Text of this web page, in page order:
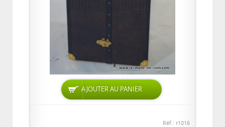
AJOUTER AU PANIER
Réf.: r1016